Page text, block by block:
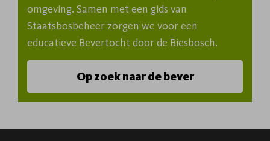
omgeving. Samen met een gids van
Staatsbosbeheer zorgen we voor een
educatieve Bevertocht door de Biesbosch.
Op zoek naar de bever